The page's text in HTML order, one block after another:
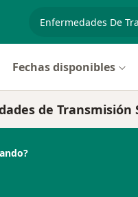
Fechas disponibles
de Transmisión